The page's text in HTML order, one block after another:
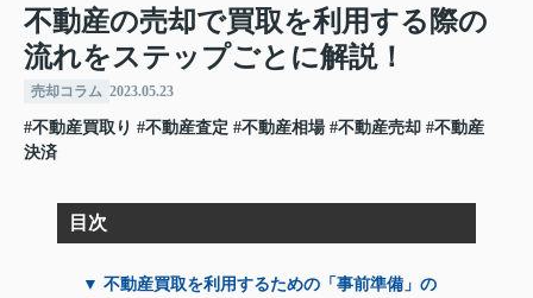
不動産の売却で買取を利用する際の
流れをステップごとに解説！
売却コラム 2023.05.23
#不動産買取り #不動産査定 #不動産相場 #不動産売却 #不動産
決済
目次
▼ 不動産買取を利用するための「事前準備」の